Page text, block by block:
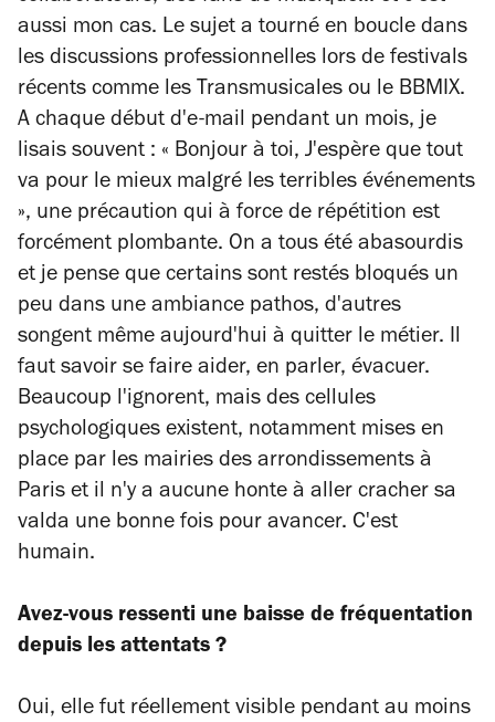
aussi mon cas. Le sujet a tourné en boucle dans
les discussions professionnelles lors de festivals
récents comme les Transmusicales ou le BBMIX.
A chaque début d'e-mail pendant un mois, je
lisais souvent : « Bonjour à toi, J'espère que tout
va pour le mieux malgré les terribles événements
», une précaution qui à force de répétition est
forcément plombante. On a tous été abasourdis
et je pense que certains sont restés bloqués un
peu dans une ambiance pathos, d'autres
songent même aujourd'hui à quitter le métier. Il
faut savoir se faire aider, en parler, évacuer.
Beaucoup l'ignorent, mais des cellules
psychologiques existent, notamment mises en
place par les mairies des arrondissements à
Paris et il n'y a aucune honte à aller cracher sa
valda une bonne fois pour avancer. C'est
humain.
Avez-vous ressenti une baisse de fréquentation
depuis les attentats ?
Oui, elle fut réellement visible pendant au moins